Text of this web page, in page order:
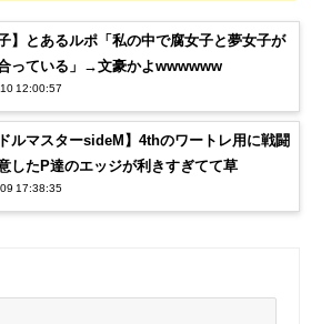
子】とあるルポ「私の中で腐女子と夢女子が
っている」→文豪かよwwwwww
12:00:57
ドルマスターsideM】4thのワートレ用に戦闘
したP達のエッジが利きすぎてて草
17:38:35